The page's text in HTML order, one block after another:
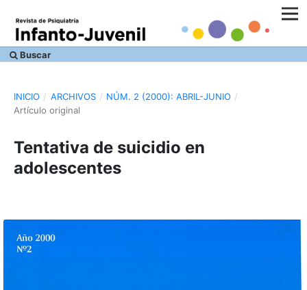
Buscar
INICIO / ARCHIVOS / NÚM. 2 (2000): ABRIL-JUNIO /
Artículo original
Tentativa de suicidio en
adolescentes